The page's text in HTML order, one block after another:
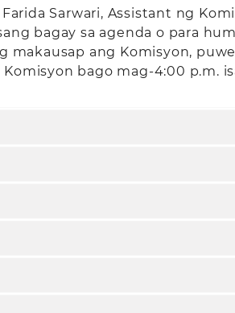
Sarwari, Assistant ng
bagay sa agenda o para
makausap ang Komisyon,
bago mag-4:00 p.m.